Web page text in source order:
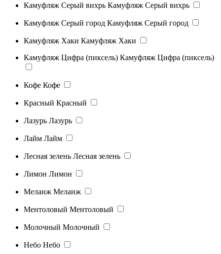
Камуфляж Серый вихрь Камуфляж Серый вихрь
Камуфляж Серый город Камуфляж Серый город
Камуфляж Хаки Камуфляж Хаки
Камуфляж Цифра (пиксель) Камуфляж Цифра (пиксель)
Кофе Кофе
Красный Красный
Лазурь Лазурь
Лайм Лайм
Лесная зелень Лесная зелень
Лимон Лимон
Меланж Меланж
Ментоловый Ментоловый
Молочный Молочный
Небо Небо